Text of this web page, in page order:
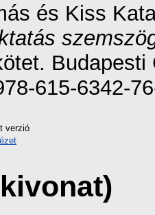
és Kiss
615-6342-
verzió